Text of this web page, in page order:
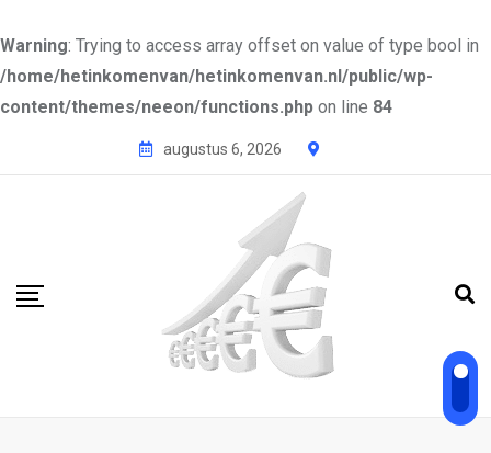
Warning: Trying to access array offset on value of type bool in
/home/hetinkomenvan/hetinkomenvan.nl/public/wp-
content/themes/neeon/functions.php on line 84
augustus 6, 2026